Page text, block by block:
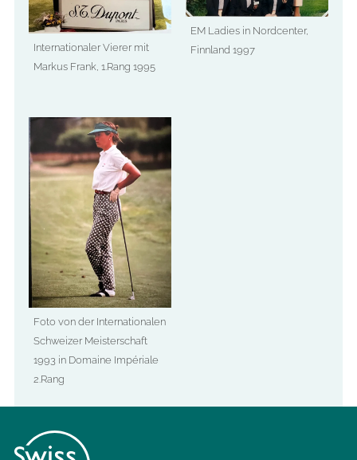
Internationaler Vierer mit
Markus Frank, 1.Rang 1995
EM Ladies in Nordcenter,
Finnland 1997
Foto von der Internationalen
Schweizer Meisterschaft
1993 in Domaine Impériale
2.Rang